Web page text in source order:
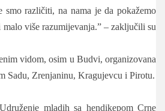
smo različiti, na nama je da pokažemo
malo više razumijevanja.” – zaključili su
vidom, osim u Budvi, organizovana
Sadu, Zrenjaninu, Kragujevcu i Pirotu.
mladih sa hendikepom Crne